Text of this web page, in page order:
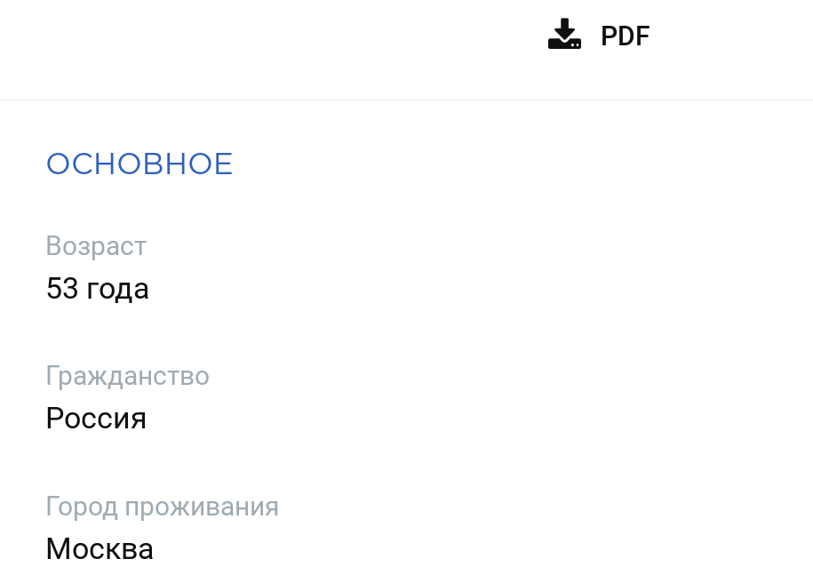
PDF
ОСНОВНОЕ
Возраст
53 года
Гражданство
Россия
Город проживания
Москва